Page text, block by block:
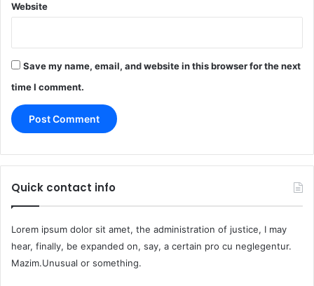
Website
Save my name, email, and website in this browser for the next
time I comment.
Quick contact info
Lorem ipsum dolor sit amet, the administration of justice, I may
hear, finally, be expanded on, say, a certain pro cu neglegentur.
Mazim.Unusual or something.